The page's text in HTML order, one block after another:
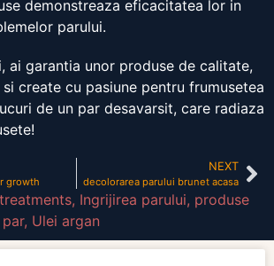
demonstreaza eficacitatea lor in
parului.
ai garantia unor produse de calitate,
create cu pasiune pentru frumusetea
de un par desavarsit, care radiaza
growth
NEXT
decolorarea parului brunet acasa
, Ingrijirea parului, produse
, Ulei argan